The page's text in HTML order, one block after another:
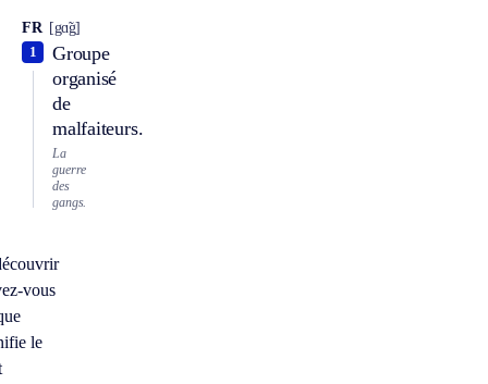
FR [gɑ̃g]
Groupe
organisé
de
malfaiteurs.
1
La
guerre
des
gangs.
vous
le